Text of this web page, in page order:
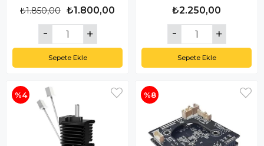
₺1.800,00
₺1.850,00
Sepete Ekle
₺2.250,00
Sepete Ekle
%4 %8